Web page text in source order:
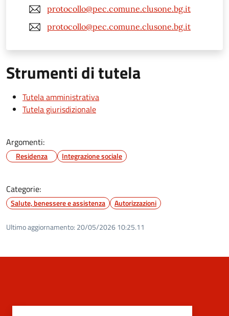
protocollo@pec.comune.clusone.bg.it
protocollo@pec.comune.clusone.bg.it
Strumenti di tutela
Tutela amministrativa
Tutela giurisdizionale
Argomenti:
Residenza Integrazione sociale
Categorie:
Salute, benessere e assistenza Autorizzazioni
Ultimo aggiornamento: 20/05/2026 10:25.11